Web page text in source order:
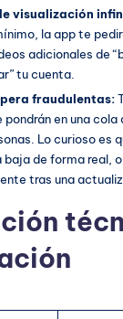
visualización
la app te
adicionales de
tu cuenta.
fraudulentas:
en una cola
Lo curioso es
baja de forma real,
tras una